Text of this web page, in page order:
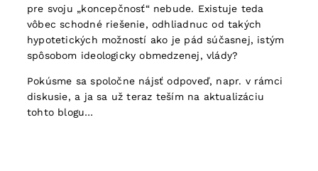
pre svoju „koncepčnosť“ nebude. Existuje teda
vôbec schodné riešenie, odhliadnuc od takých
hypotetických možností ako je pád súčasnej, istým
spôsobom ideologicky obmedzenej, vlády?
Pokúsme sa spoločne nájsť odpoveď, napr. v rámci
diskusie, a ja sa už teraz teším na aktualizáciu
tohto blogu…